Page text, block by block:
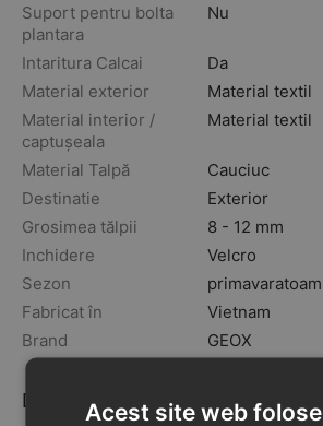
Suport pentru bolta
plantara
Nu
Intaritura Calcai
Da
Material exterior
Material textil
Material interior /
captușeala
Material textil
Material Talpă
Cauciuc
Destinatie
Exterior
Grosimea tălpii
8 - 12 mm
Inchidere
Velcro
Sezon
primavara
Fabricat în
Vietnam
Brand
GEOX
DescriereAcest site web